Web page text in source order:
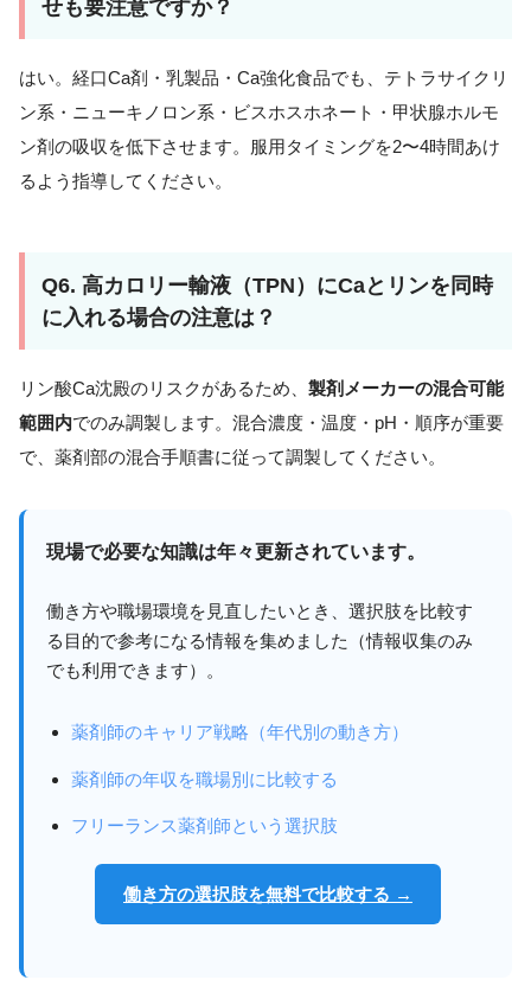
せも要注意ですか？
はい。経口Ca剤・乳製品・Ca強化食品でも、テトラサイクリ
ン系・ニューキノロン系・ビスホスホネート・甲状腺ホルモ
ン剤の吸収を低下させます。服用タイミングを2〜4時間あけ
るよう指導してください。
Q6. 高カロリー輸液（TPN）にCaとリンを同時
に入れる場合の注意は？
リン酸Ca沈殿のリスクがあるため、 製剤メーカーの混合可能
範囲内でのみ調製します。混合濃度・温度・pH・順序が重要
で、薬剤部の混合手順書に従って調製してください。
現場で必要な知識は年々更新されています。
働き方や職場環境を見直したいとき、選択肢を比較す
る目的で参考になる情報を集めました（情報収集のみ
でも利用できます）。
薬剤師のキャリア戦略（年代別の動き方）
薬剤師の年収を職場別に比較する
フリーランス薬剤師という選択肢
働き方の選択肢を無料で比較する →